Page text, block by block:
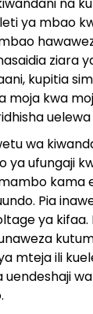
ya mbao
ziara
kupitia
moja kwa
wa
ya ufungaji
kama
Pia
ya kifaa.
mteja ili
uendeshaji